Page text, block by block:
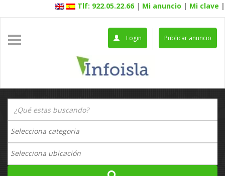
Tlf: 922.05.22.66 | Mi anuncio | Mi clave |
Publicar anuncio
Login